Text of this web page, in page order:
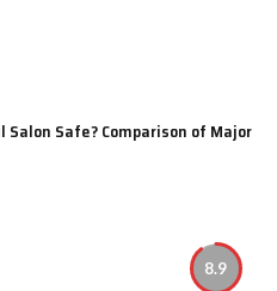
Salon Safe? Comparison of Major
8.9